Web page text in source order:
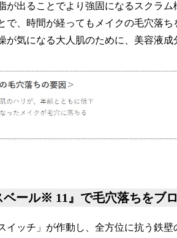
が出ることでより強固になるスクラ
で、時間が経ってもメイクの毛穴落
が気になる大人肌のために、美容液
ール※ 11』で毛穴落ちをブ
ッチ」が作動し、全方位に抗う鉄壁